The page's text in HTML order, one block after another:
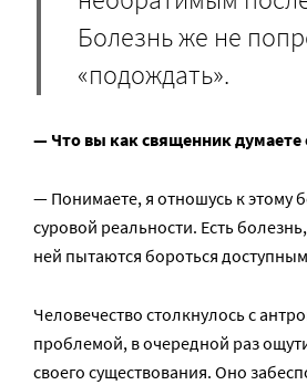
Болезнь же не
«подождать».
— Что вы как священник думаете
— Понимаете, я отношусь к этому
суровой реальности. Есть
ней пытаются бороться
Человечество столкнулось с
проблемой, в очередной раз
своего существования. Оно